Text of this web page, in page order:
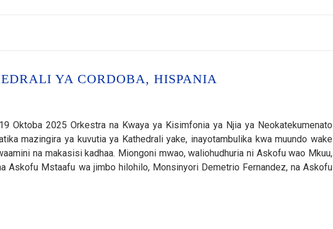
YA CORDOBA, HISPANIA
Oktoba 2025 Orkestra na Kwaya ya Kisimfonia ya Njia ya Neokatekumenato
mazingira ya kuvutia ya Kathedrali yake, inayotambulika kwa muundo wake
na makasisi kadhaa. Miongoni mwao, waliohudhuria ni Askofu wao Mkuu,
Askofu Mstaafu wa jimbo hilohilo, Monsinyori Demetrio Fernandez, na Askofu